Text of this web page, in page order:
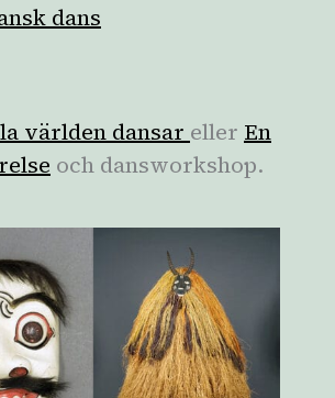
dans
världen dansar eller En
och dansworkshop.